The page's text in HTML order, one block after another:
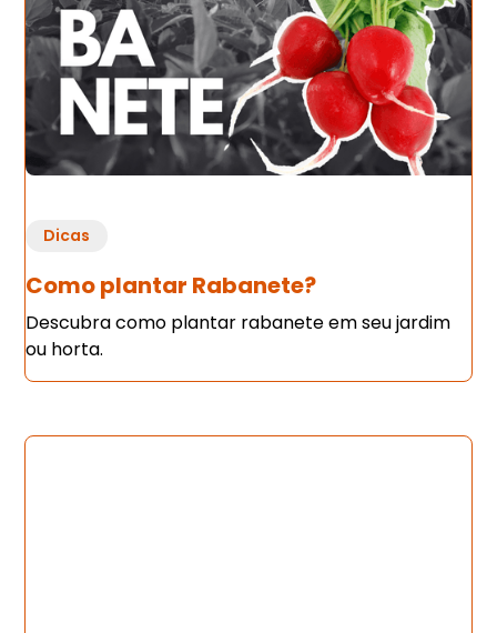
Dicas
Como plantar Rabanete?
Descubra como plantar rabanete em seu jardim
ou horta.